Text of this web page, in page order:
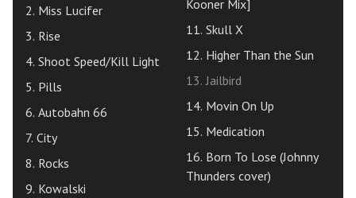
2. Miss Lucifer
3. Rise
4. Shoot Speed/Kill Light
5. Pills
6. Autobahn 66
7. City
8. Rocks
9. Kowalski
Kooner Mix]
11. Skull X
12. Higher Than the Sun
13. Jailbird
14. Movin On Up
15. Medication
16. Born To Lose (Johnny
Thunders cover)